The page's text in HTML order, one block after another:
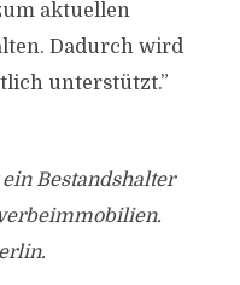
aktuellen
Dadurch wird
unterstützt.”
Bestandshalter